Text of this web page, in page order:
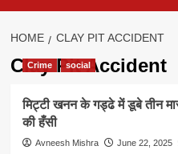
HOME CLAY PIT ACCIDENT
Clay Pit Accident
Crime social
मिट्टी खनन के गड्ढे में डूबे तीन
की हँसी
Avneesh Mishra June 22, 2025